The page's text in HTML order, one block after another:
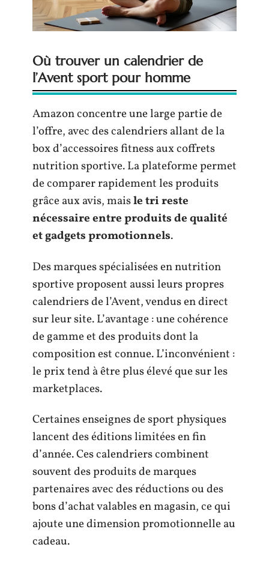
Où trouver un calendrier de
l’Avent sport pour homme
Amazon concentre une large partie de
l’offre, avec des calendriers allant de la
box d’accessoires fitness aux coffrets
nutrition sportive. La plateforme permet
de comparer rapidement les produits
grâce aux avis, maisle tri reste
nécessaire entre produits de qualité
et gadgets promotionnels.
Des marques spécialisées en nutrition
sportive proposent aussi leurs propres
calendriers de l’Avent, vendus en direct
sur leur site. L’avantage : une cohérence
de gamme et des produits dont la
composition est connue. L’inconvénient :
le prix tend à être plus élevé que sur les
marketplaces.
Certaines enseignes de sport physiques
lancent des éditions limitées en fin
d’année. Ces calendriers combinent
souvent des produits de marques
partenaires avec des réductions ou des
bons d’achat valables en magasin, ce qui
ajoute une dimension promotionnelle au
cadeau.